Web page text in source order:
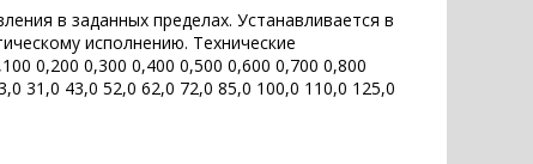
в заданных пределах. Устанавливается в
исполнению. Технические
0,200 0,300 0,400 0,500 0,600 0,700 0,800
31,0 43,0 52,0 62,0 72,0 85,0 100,0 110,0 125,0